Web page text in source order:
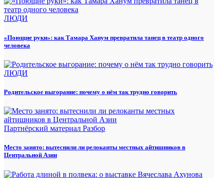
ЛЮДИ
«Поющие руки»: как Тамара Ханум превратила танец в театр одного
человека
ЛЮДИ
Родительское выгорание: почему о нём так трудно говорить
Партнёрский материал Разбор
Место занято: вытеснили ли релоканты местных айтишников в
Центральной Азии